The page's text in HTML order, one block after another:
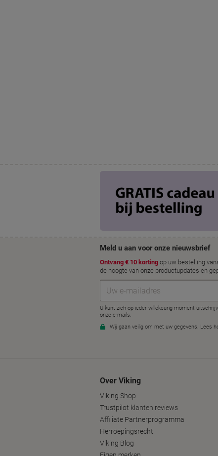
Over Viking
Viking Shop
Trustpilot klanten reviews
Affiliate Partnerprogramma
Herroepingsrecht
Viking Blog